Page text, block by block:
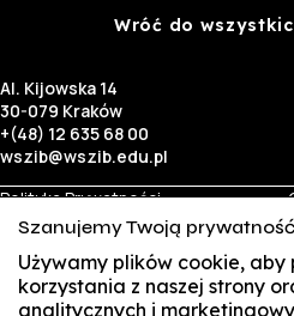
Wróć do
Al. Kijowska 14
30-079 Kraków
+(48) 12 635 68 00
wszib@wszib.edu.pl
Polityka Prywatności
RODO
Identyfikacja wizualna
Szanujemy Twoją prywatność
Używamy plików cookie,
korzystania z naszej strony
analitycznych i